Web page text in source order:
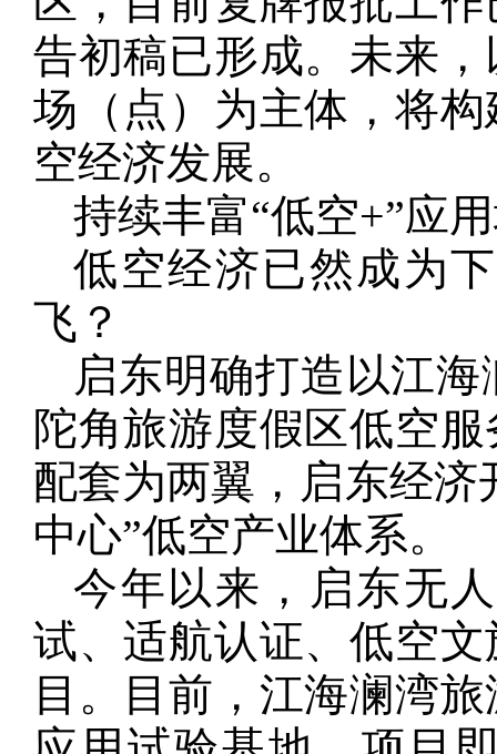
告初稿已形成。未来
场（点）为主体，将
空经济发展。
持续丰富“低空+”应
低空经济已然成为
飞？
启东明确打造以江
陀角旅游度假区低空
配套为两翼，启东经济
中心”低空产业体系。
今年以来，启东无
试、适航认证、低空
目。目前，江海澜湾